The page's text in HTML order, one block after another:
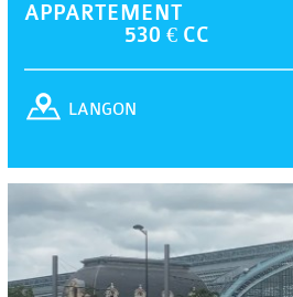
APPARTEMENT
530 € CC
LANGON